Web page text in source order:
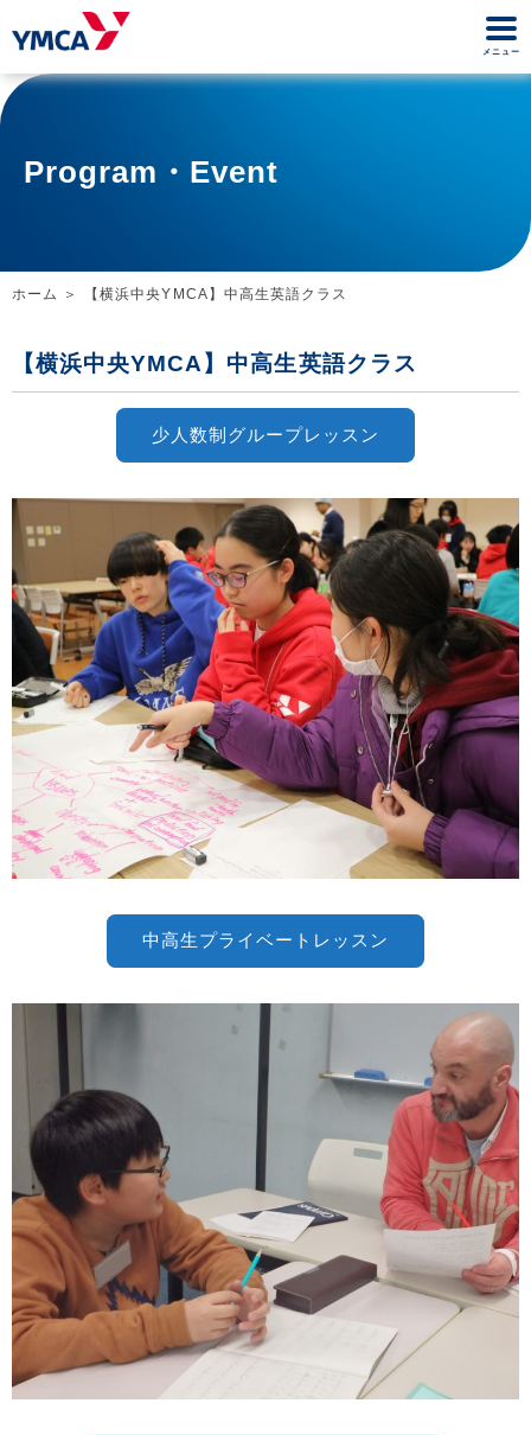
メニュー
Program・Event
ホーム 【横浜中央YMCA】中高生英語クラス
【横浜中央YMCA】中高生英語クラス
少人数制グループレッスン
中高生プライベートレッスン